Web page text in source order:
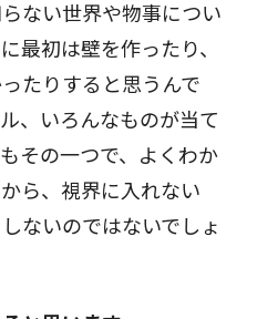
ない世界や物事につい
最初は壁を作ったり、
たりすると思うんで
、いろんなものが当て
その一つで、よくわか
ら、視界に入れない
ないのではないでしょ